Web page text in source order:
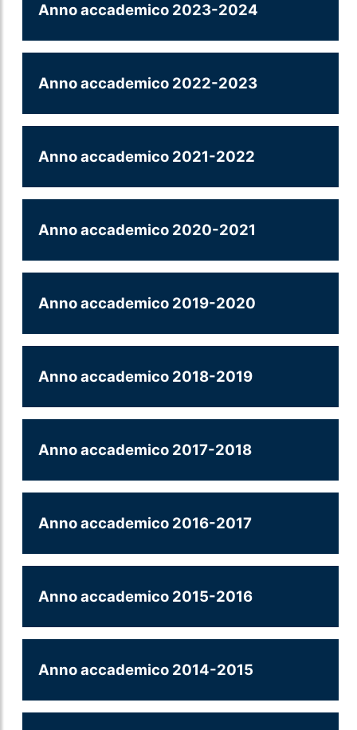
Anno accademico 2023-2024
Anno accademico 2022-2023
Anno accademico 2021-2022
Anno accademico 2020-2021
Anno accademico 2019-2020
Anno accademico 2018-2019
Anno accademico 2017-2018
Anno accademico 2016-2017
Anno accademico 2015-2016
Anno accademico 2014-2015